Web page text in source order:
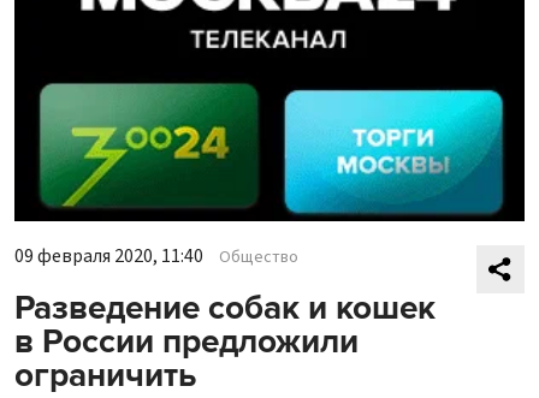
09 февраля 2020, 11:40 Общество
Разведение собак и кошек
в России предложили
ограничить